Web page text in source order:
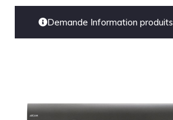
Demande Information produits